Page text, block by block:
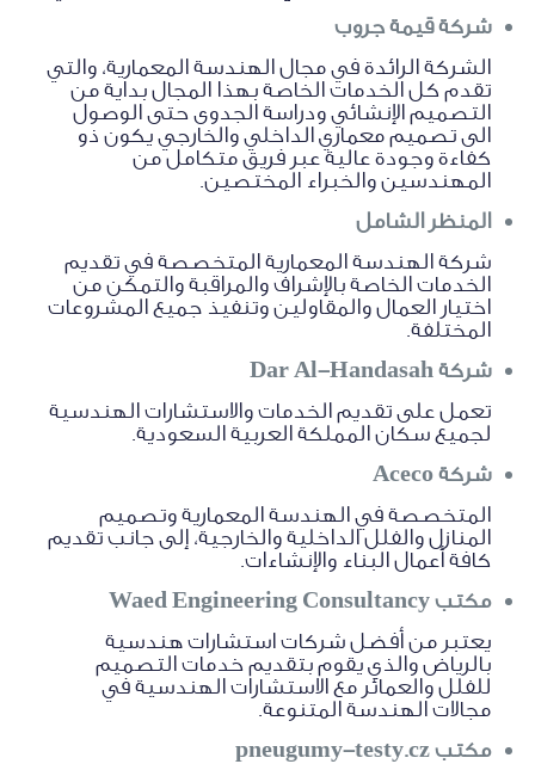
شركة قيمة جروب
الشركة الرائدة في مجال الهندسة المعمارية، والتي
تقدم كل الخدمات الخاصة بهذا المجال بداية من
التصميم الإنشائي ودراسة الجدوى حتى الوصول
الى تصميم معماري الداخلي والخارجي يكون ذو
كفاءة وجودة عالية عبر فريق متكامل من
المهندسين والخبراء المختصين.
المنظر الشامل
شركة الهندسة المعمارية المتخصصة في تقديم
الخدمات الخاصة بالإشراف والمراقبة والتمكن من
اختيار العمال والمقاولين وتنفيذ جميع المشروعات
المختلفة.
شركة Dar Al-Handasah
تعمل على تقديم الخدمات والاستشارات الهندسية
لجميع سكان المملكة العربية السعودية.
شركة Aceco
المتخصصة في الهندسة المعمارية وتصميم
المنازل والفلل الداخلية والخارجية، إلى جانب تقديم
كافة أعمال البناء والإنشاءات.
مكتب Waed Engineering Consultancy
يعتبر من أفضل شركات استشارات هندسية
بالرياض والذي يقوم بتقديم خدمات التصميم
للفلل والعمائر مع الاستشارات الهندسية في
مجالات الهندسة المتنوعة.
مكتب pneugumy-testy.cz